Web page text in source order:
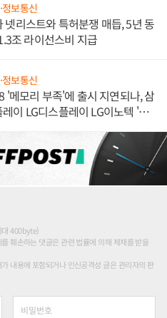
정보통신
넷리스트와 특허분쟁 매듭, 5년 동
조 라이선스비 지급
정보통신
'메모리 부족'에 출시 지연되나, 삼
이 LG디스플레이 LG이노텍 '탈
대 400byte)
훼손하는 댓글은 관련 법률에 의해 제재를 받을
내용에 포함되거나 인신공격성 글은 관리자의 판